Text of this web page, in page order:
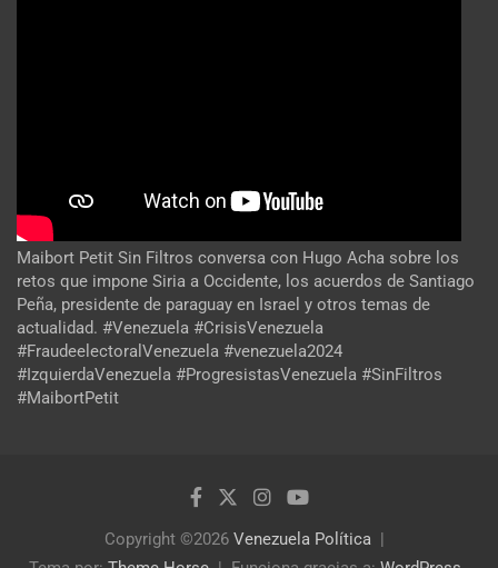
Maibort Petit Sin Filtros conversa con Hugo Acha sobre los
retos que impone Siria a Occidente, los acuerdos de Santiago
Peña, presidente de paraguay en Israel y otros temas de
actualidad. #Venezuela #CrisisVenezuela
#FraudeelectoralVenezuela #venezuela2024
#IzquierdaVenezuela #ProgresistasVenezuela #SinFiltros
#MaibortPetit
Copyright ©2026 Venezuela Política